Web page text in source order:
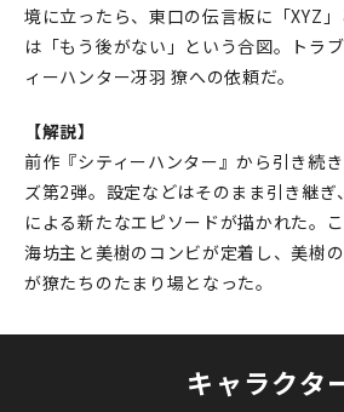
境に立ったら、東口の伝言板に「XYZ
は「もう後がない」という合図。トラ
ィーハンター冴羽 獠への依頼だ。
【解説】
前作『シティーハンター』から引き続
ズ第2弾。設定などはそのまま引き継ぎ
による新たなエピソードが描かれた。
海坊主と美樹のコンビが定着し、美樹
が獠たちのたまり場となった。
キャラクタ